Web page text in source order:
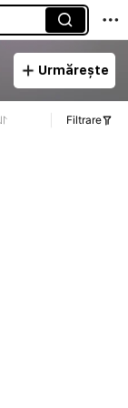
Urmărește
Filtrare